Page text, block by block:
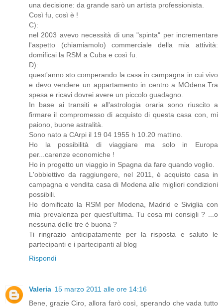
una decisione: da grande sarò un artista professionista.
Così fu, così è !
C):
nel 2003 avevo necessità di una "spinta" per incrementare
l'aspetto (chiamiamolo) commerciale della mia attività:
domificai la RSM a Cuba e così fu.
D):
quest'anno sto comperando la casa in campagna in cui vivo
e devo vendere un appartamento in centro a MOdena.Tra
spesa e ricavi dovrei avere un piccolo guadagno.
In base ai transiti e all'astrologia oraria sono riuscito a
firmare il compromesso di acquisto di questa casa con, mi
paiono, buone astralità.
Sono nato a CArpi il 19 04 1955 h 10.20 mattino.
Ho la possibilità di viaggiare ma solo in Europa
per...carenze economiche !
Ho in progetto un viaggio in Spagna da fare quando voglio.
L'obbiettivo da raggiungere, nel 2011, è acquisto casa in
campagna e vendita casa di Modena alle migliori condizioni
possibili.
Ho domificato la RSM per Modena, Madrid e Siviglia con
mia prevalenza per quest'ultima. Tu cosa mi consigli ? ...o
nessuna delle tre è buona ?
Ti ringrazio anticipatamente per la risposta e saluto le
partecipanti e i partecipanti al blog
Rispondi
Valeria 15 marzo 2011 alle ore 14:16
Bene, grazie Ciro, allora farò così, sperando che vada tutto